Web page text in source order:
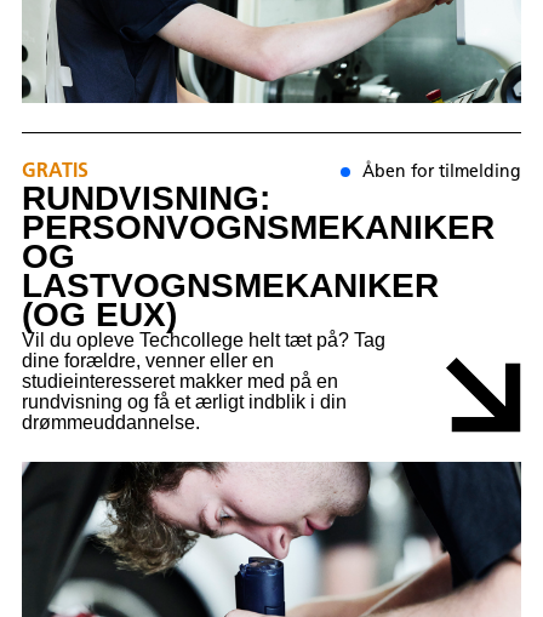
GRATIS Åben for tilmelding
RUNDVISNING:
PERSONVOGNSMEKANIKER
OG
LASTVOGNSMEKANIKER
(OG EUX)
Vil du opleve Techcollege helt tæt på? Tag
dine forældre, venner eller en
studieinteresseret makker med på en
rundvisning og få et ærligt indblik i din
drømmeuddannelse.